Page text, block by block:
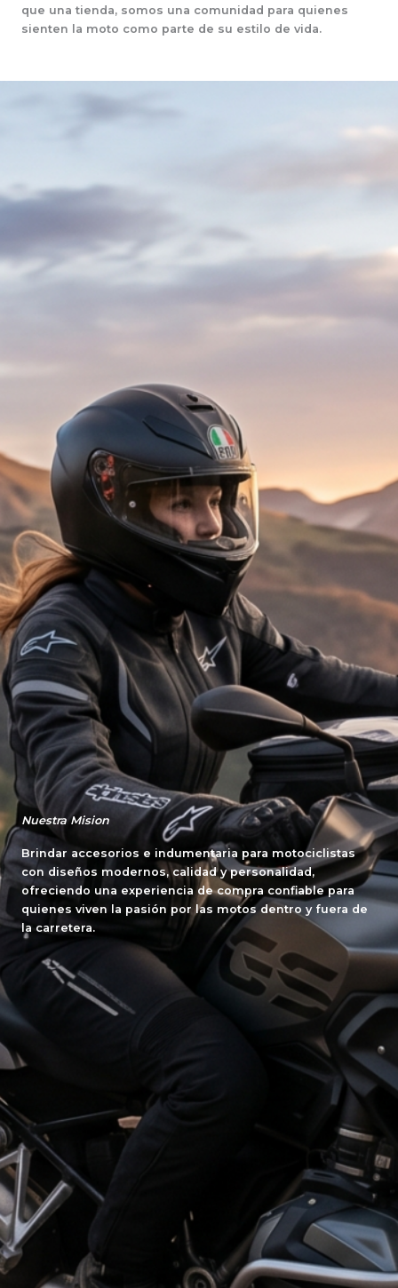
que una tienda, somos una comunidad para quienes
sienten la moto como parte de su estilo de vida.
Nuestra Mision
Brindar accesorios e indumentaria para motociclistas
con diseños modernos, calidad y personalidad,
ofreciendo una experiencia de compra confiable para
quienes viven la pasión por las motos dentro y fuera de
la carretera.